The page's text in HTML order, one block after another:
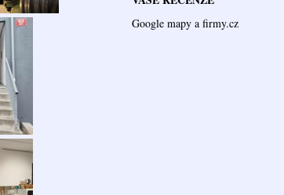
Google mapy a firmy.cz